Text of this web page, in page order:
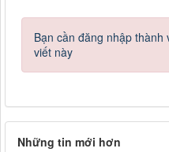
Bạn cần đăng nhập
viết này
Những tin mới hơn